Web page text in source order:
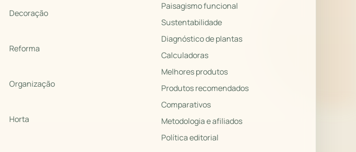
Decoração
Reforma
Organização
Horta
Paisagismo funcional
Sustentabilidade
Diagnóstico de plantas
Calculadoras
Melhores produtos
Produtos recomendados
Comparativos
Metodologia e afiliados
Política editorial